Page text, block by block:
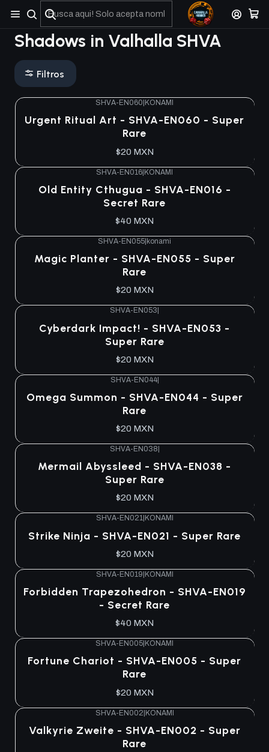
No olviden reportar sus depositos y transferencias por Whatsapp
Shadows in Valhalla SHVA
Filtros
SHVA-EN060 KONAMI
Urgent Ritual Art - SHVA-EN060 - Super
Rare
$20 MXN
SHVA-EN016|KONAMI
Old Entity Cthugua - SHVA-EN016 -
Secret Rare
$40 MXN
SHVA-EN055 konami
Magic Planter - SHVA-EN055 - Super
Rare
$20 MXN
SHVA-EN053
Cyberdark Impact! - SHVA-EN053 -
Super Rare
$20 MXN
SHVA-EN044|
Omega Summon - SHVA-EN044 - Super
Rare
$20 MXN
SHVA-EN038
Mermail Abyssleed - SHVA-EN038 -
Super Rare
$20 MXN
SHVA-EN021| KONAMI
Strike Ninja - SHVA-EN021 - Super Rare
$20 MXN
SHVA-EN019|KONAMI
Forbidden Trapezohedron - SHVA-EN019
- Secret Rare
$40 MXN
SHVA-EN005 KONAMI
Fortune Chariot - SHVA-EN005 - Super
Rare
$20 MXN
SHVA-EN002|KONAMI
Valkyrie Zweite - SHVA-EN002 - Super
Rare